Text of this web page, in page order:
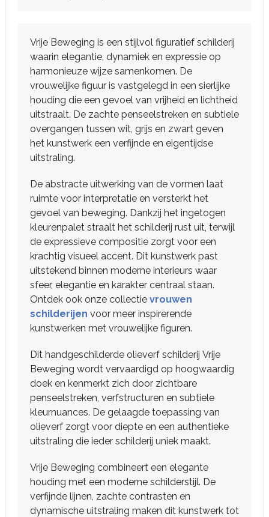
Vrije Beweging is een stijlvol figuratief schilderij
waarin elegantie, dynamiek en expressie op
harmonieuze wijze samenkomen. De
vrouwelijke figuur is vastgelegd in een sierlijke
houding die een gevoel van vrijheid en lichtheid
uitstraalt. De zachte penseelstreken en subtiele
overgangen tussen wit, grijs en zwart geven
het kunstwerk een verfijnde en eigentijdse
uitstraling.
De abstracte uitwerking van de vormen laat
ruimte voor interpretatie en versterkt het
gevoel van beweging. Dankzij het ingetogen
kleurenpalet straalt het schilderij rust uit, terwijl
de expressieve compositie zorgt voor een
krachtig visueel accent. Dit kunstwerk past
uitstekend binnen moderne interieurs waar
sfeer, elegantie en karakter centraal staan.
Ontdek ook onze collectie vrouwen
schilderijen voor meer inspirerende
kunstwerken met vrouwelijke figuren.
Dit handgeschilderde olieverf schilderij Vrije
Beweging wordt vervaardigd op hoogwaardig
doek en kenmerkt zich door zichtbare
penseelstreken, verfstructuren en subtiele
kleurnuances. De gelaagde toepassing van
olieverf zorgt voor diepte en een authentieke
uitstraling die ieder schilderij uniek maakt.
Vrije Beweging combineert een elegante
houding met een moderne schilderstijl. De
verfijnde lijnen, zachte contrasten en
dynamische uitstraling maken dit kunstwerk tot